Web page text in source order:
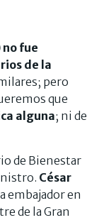
no fue
de la
pero
que
alguna; ni de
de Bienestar
César
embajador en
de la Gran